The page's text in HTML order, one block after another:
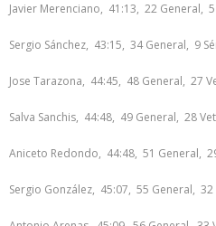
Javier Merenciano, 41:13, 22 General,
Sergio Sánchez, 43:15, 34 General, 9
Jose Tarazona, 44:45, 48 General, 27
Salva Sanchis, 44:48, 49 General, 28
Aniceto Redondo, 44:48, 51 General,
Sergio González, 45:07, 55 General, 32